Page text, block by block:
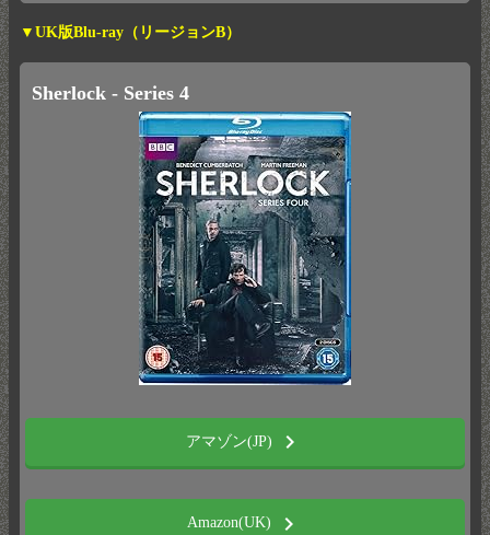
▼UK版Blu-ray（リージョンB）
Sherlock - Series 4
アマゾン(JP) chevron_right
Amazon(UK) chevron_right